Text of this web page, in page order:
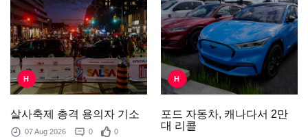
H
살사축제 총격 용의자 기소
07 Aug 2026 0
0
H
포드 자동차, 캐나다서 2만
대 리콜